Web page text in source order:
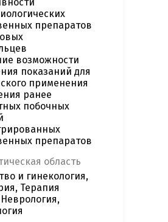
препаратов
возможности
показаний для
применения
ранее
побочных
препаратов
область
и гинекология,
Терапия